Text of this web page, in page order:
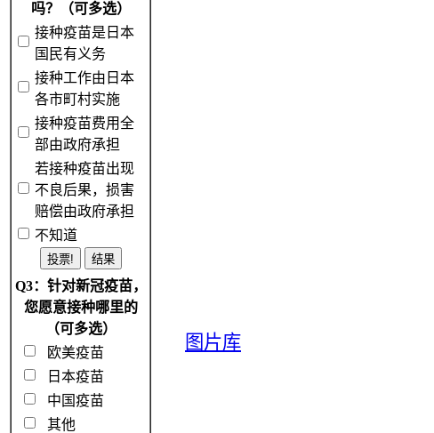
吗？（可多选）
接种疫苗是日本
国民有义务
接种工作由日本
各市町村实施
接种疫苗费用全
部由政府承担
若接种疫苗出现
不良后果，损害
赔偿由政府承担
不知道
Q3：针对新冠疫苗，
您愿意接种哪里的
（可多选）
欧美疫苗
日本疫苗
中国疫苗
其他
图片库